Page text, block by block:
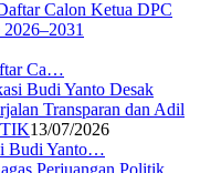
Ca…
13/07/2026
Budi Yanto…